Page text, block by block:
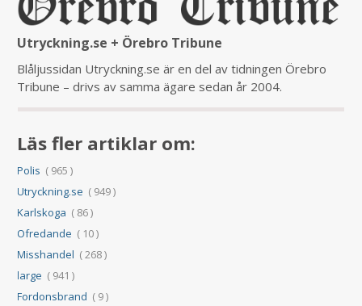
Utryckning.se + Örebro Tribune
Blåljussidan Utryckning.se är en del av tidningen Örebro
Tribune – drivs av samma ägare sedan år 2004.
Läs fler artiklar om:
Polis ( 965 )
Utryckning.se ( 949 )
Karlskoga ( 86 )
Ofredande ( 10 )
Misshandel ( 268 )
large ( 941 )
Fordonsbrand ( 9 )